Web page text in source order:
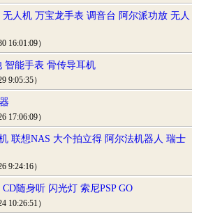
人机 万宝龙手表 调音台 阿尔派功放 无人
16:01:09）
智能手表 骨传导耳机
9:05:35）
17:06:09）
联想NAS 大个拍立得 阿尔法机器人 瑞士
9:24:16）
随身听 闪光灯 索尼PSP GO
10:26:51）